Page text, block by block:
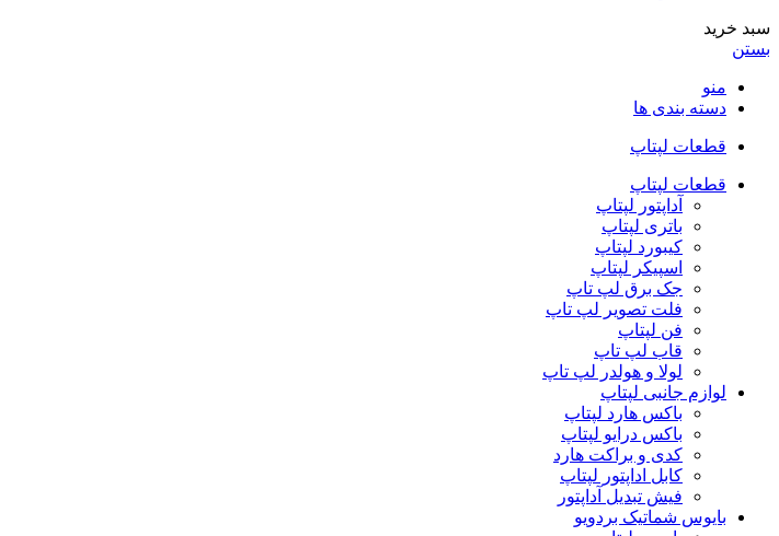
سبد خرید
بستن
منو
دسته بندی ها
قطعات لپتاپ
قطعات لپتاپ
آداپتور لپتاپ
باتری لپتاپ
کیبورد لپتاپ
اسپیکر لپتاپ
جک برق لپ تاپ
فلت تصویر لپ تاپ
فن لپتاپ
قاب لپ تاپ
لولا و هولدر لپ تاپ
لوازم جانبی لپتاپ
باکس هارد لپتاپ
باکس درایو لپتاپ
کدی و براکت هارد
کابل اداپتور لپتاپ
فیش تبدیل آداپتور
بایوس شماتیک بردویو